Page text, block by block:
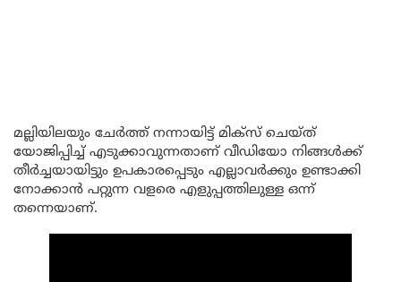
മല്ലിയിലയും ചേർത്ത് നന്നായിട്ട് മിക്സ് ചെയ്ത്
യോജിപ്പിച്ച് എടുക്കാവുന്നതാണ് വീഡിയോ നിങ്ങൾക്ക്
തീർച്ചയായിട്ടും ഉപകാരപ്പെടും എല്ലാവർക്കും ഉണ്ടാക്കി
നോക്കാൻ പറ്റുന്ന വളരെ എളുപ്പത്തിലുള്ള ഒന്ന്
തന്നെയാണ്.